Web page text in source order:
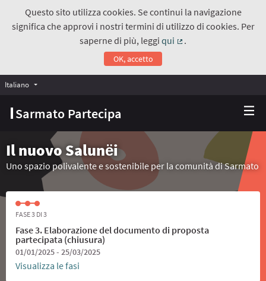
Questo sito utilizza cookies. Se continui la navigazione
significa che approvi i nostri termini di utilizzo di cookies. Per
saperne di più, leggiqui
.
OK, accetto
Sarmato Partecipa
Italiano Choose language
Il nuovo Salunёi
Uno spazio polivalente e sostenibile per la comunità di Sarmato
FASE 3 DI 3
Fase 3. Elaborazione del documento di proposta
partecipata (chiusura)
01/01/2025 - 25/03/2025
Visualizza le fasi